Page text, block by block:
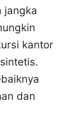
jangka
kantor
dan